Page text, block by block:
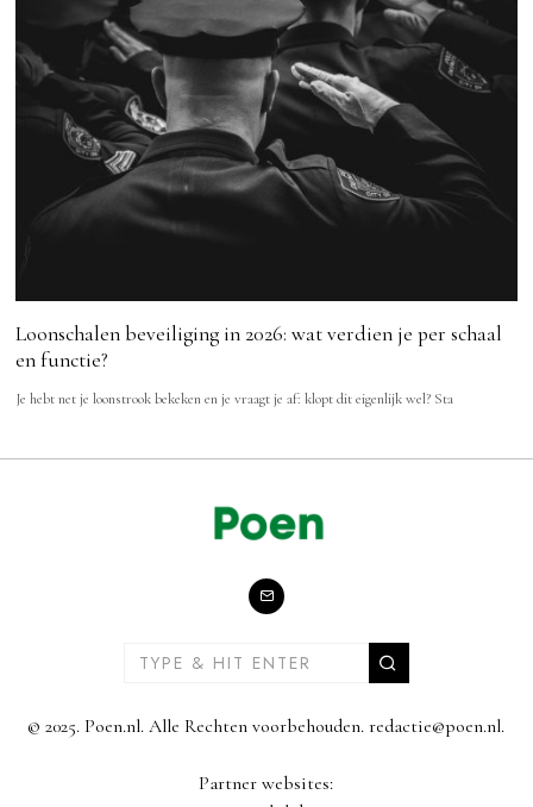
Loonschalen beveiliging in 2026: wat verdien je per schaal
en functie?
Je hebt net je loonstrook bekeken en je vraagt je af: klopt dit eigenlijk wel? Sta
© 2025. Poen.nl. Alle Rechten voorbehouden. redactie@poen.nl.
Partner websites: